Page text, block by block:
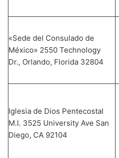
«Sede del Consulado de
México» 2550 Technology
Dr., Orlando, Florida 32804
Iglesia de Dios Pentecostal
M.I. 3525 University Ave San
Diego, CA 92104